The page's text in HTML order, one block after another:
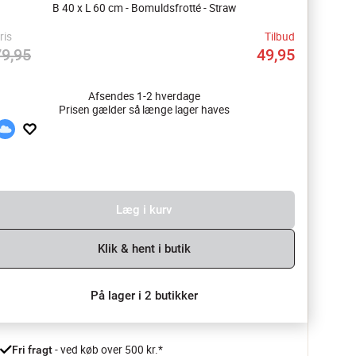
B 40 x L 60 cm - Bomuldsfrotté - Straw
Tilbud
49,95
Afsendes 1-2 hverdage
Prisen gælder så længe lager haves
Læg i kurv
Klik & hent i butik
På lager i 2 butikker
Fri fragt - ved køb over 500 kr.*